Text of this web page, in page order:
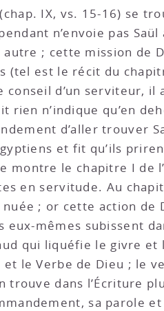
IX, vs. 15-16) se
n’envoie pas
autre ; cette mission
(tel est le récit du
conseil d’un serviteur,
n’indique qu’en
d’aller trouver
et fit qu’ils
le chapitre I de
en servitude. Au
nuée ; or cette action
mêmes subissent
qui liquéfie le givre
le Verbe de Dieu ; le
trouve dans l’Écriture
sa parole